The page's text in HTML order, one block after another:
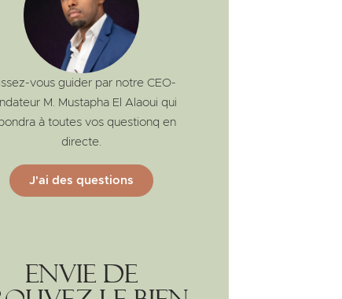
Envie de
vous guider par notre CEO-
M. Mustapha El Alaoui qui
à toutes vos questionq en
directe.
J'ai des questions